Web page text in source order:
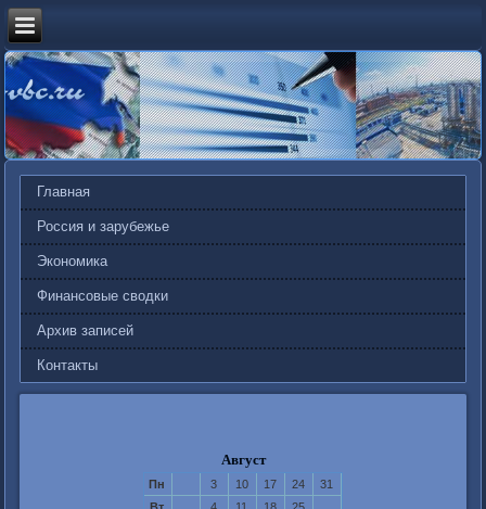
Главная
Россия и зарубежье
Экономика
Финансовые сводки
Архив записей
Контакты
Август
Пн 3 10 17 24
31